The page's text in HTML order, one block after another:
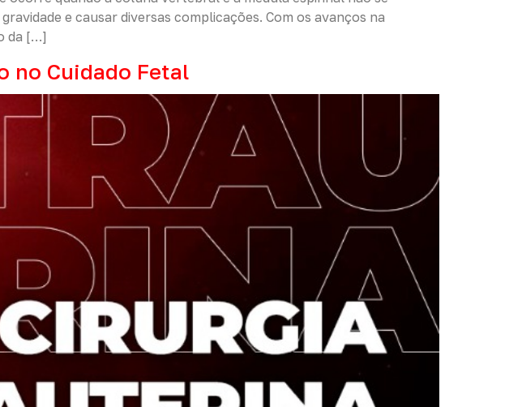
e causar diversas complicações. Com os avanços na
da […]
no Cuidado Fetal